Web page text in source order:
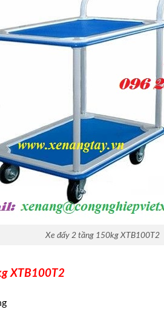
Xe đẩy 2 tầng 150kg XTB100T2
XTB100T2